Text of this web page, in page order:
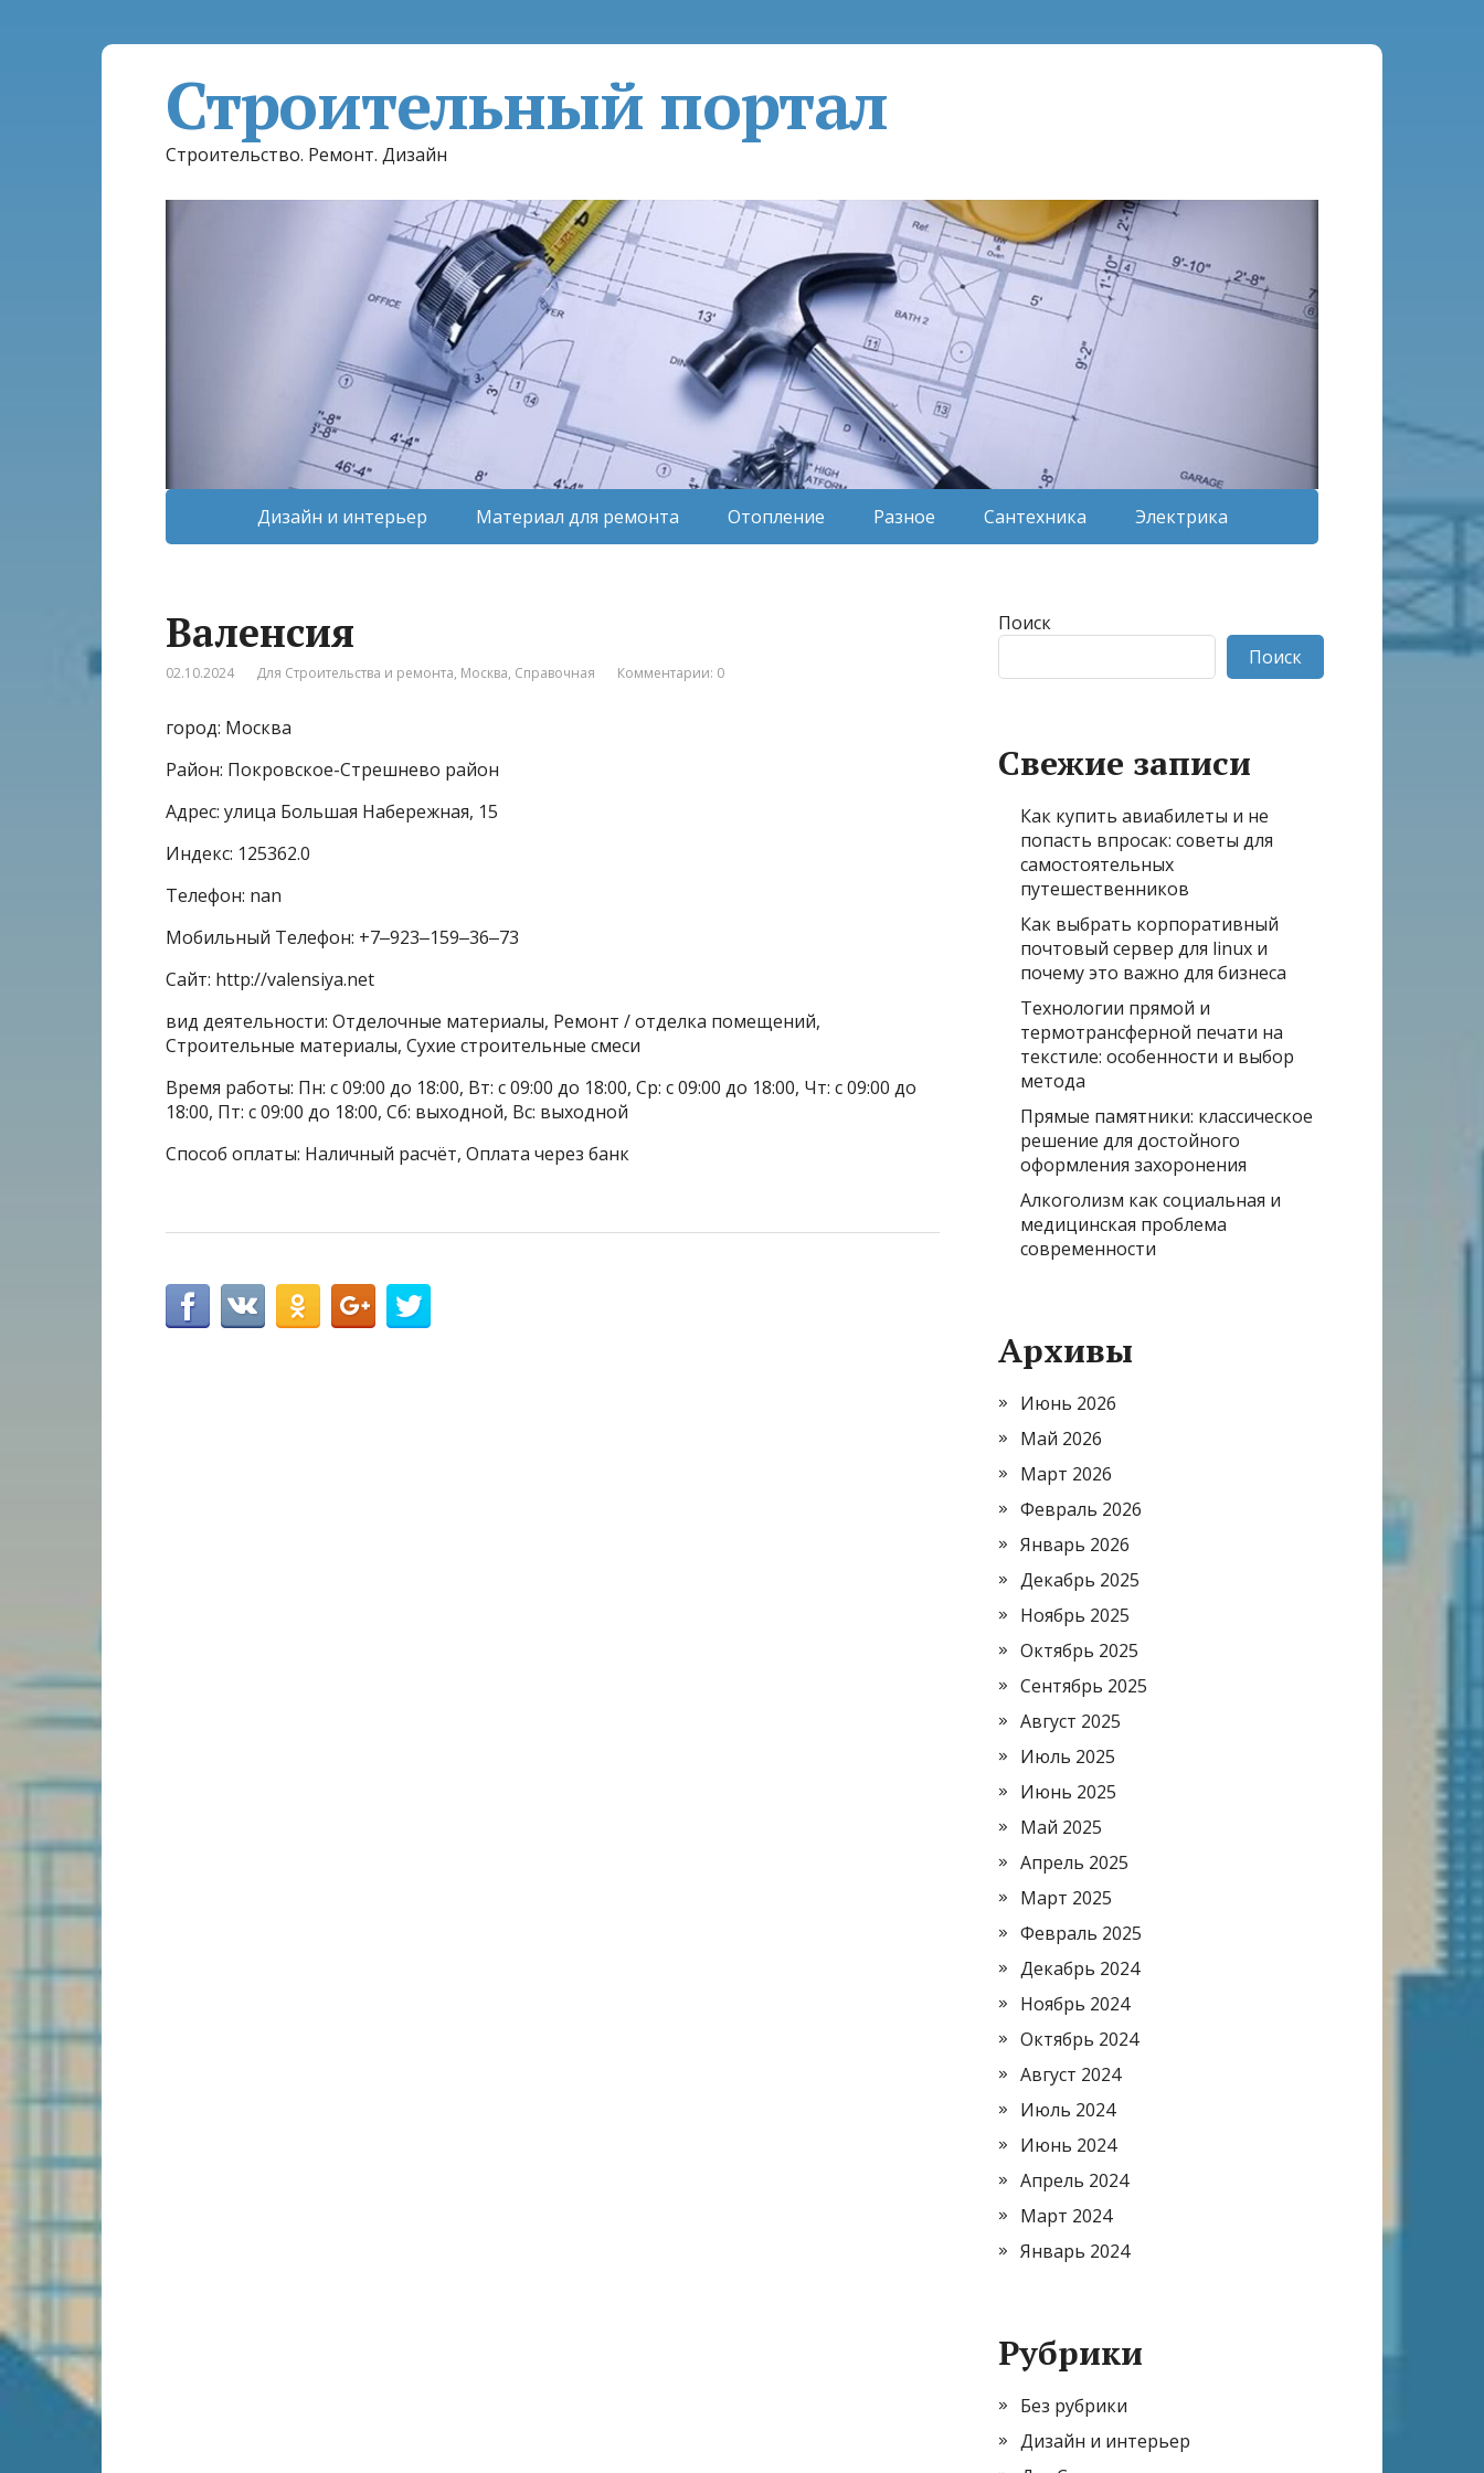
Строительный портал
Строительство. Ремонт. Дизайн
Дизайн и интерьер Материал для ремонта Отопление Разное Сантехника Электрика
Валенсия
02.10.2024 Для Строительства и ремонта, Москва, Справочная Комментарии: 0
город: Москва
Район: Покровское-Стрешнево район
Адрес: улица Большая Набережная, 15
Индекс: 125362.0
Телефон: nan
Мобильный Телефон: +7‒923‒159‒36‒73
Сайт: http://valensiya.net
вид деятельности: Отделочные материалы, Ремонт / отделка помещений,
Строительные материалы, Сухие строительные смеси
Время работы: Пн: с 09:00 до 18:00, Вт: с 09:00 до 18:00, Ср: с 09:00 до 18:00, Чт: с 09:00 до
18:00, Пт: с 09:00 до 18:00, Сб: выходной, Вс: выходной
Способ оплаты: Наличный расчёт, Оплата через банк
Поиск
Поиск
Свежие записи
Как купить авиабилеты и не
попасть впросак: советы для
самостоятельных
путешественников
Как выбрать корпоративный
почтовый сервер для linux и
почему это важно для бизнеса
Технологии прямой и
термотрансферной печати на
текстиле: особенности и выбор
метода
Прямые памятники: классическое
решение для достойного
оформления захоронения
Алкоголизм как социальная и
медицинская проблема
современности
Архивы
Июнь 2026
Май 2026
Март 2026
Февраль 2026
Январь 2026
Декабрь 2025
Ноябрь 2025
Октябрь 2025
Сентябрь 2025
Август 2025
Июль 2025
Июнь 2025
Май 2025
Апрель 2025
Март 2025
Февраль 2025
Декабрь 2024
Ноябрь 2024
Октябрь 2024
Август 2024
Июль 2024
Июнь 2024
Апрель 2024
Март 2024
Январь 2024
Рубрики
Без рубрики
Дизайн и интерьер